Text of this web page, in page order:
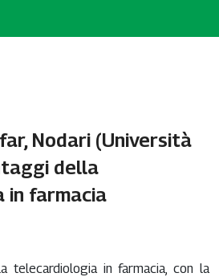
Nodari (Università
della
in farmacia
telecardiologia in farmacia, con la